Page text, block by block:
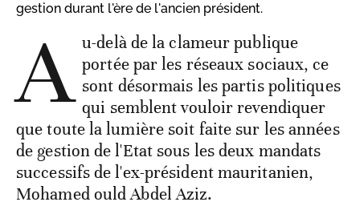
gestion durant l'ère de l'ancien président.
A u-delà de la clameur publique
portée par les réseaux sociaux, ce
sont désormais les partis politiques
qui semblent vouloir revendiquer
que toute la lumière soit faite sur les années
de gestion de l'Etat sous les deux mandats
successifs de l'ex-président mauritanien,
Mohamed ould Abdel Aziz.